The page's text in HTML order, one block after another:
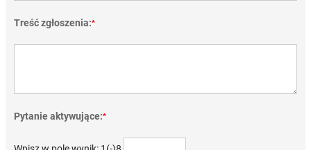
Treść zgłoszenia:*
Pytanie aktywujące:*